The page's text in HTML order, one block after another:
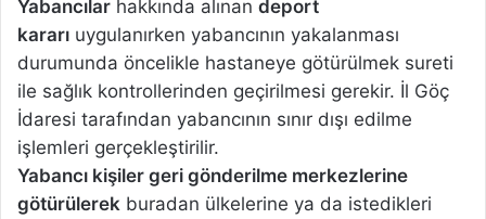
Yabancılar hakkında alınan deport
kararı uygulanırken yabancının yakalanması
durumunda öncelikle hastaneye götürülmek sureti
ile sağlık kontrollerinden geçirilmesi gerekir. İl Göç
İdaresi tarafından yabancının sınır dışı edilme
işlemleri gerçekleştirilir.
Yabancı kişiler geri gönderilme merkezlerine
götürülerek buradan ülkelerine ya da istedikleri